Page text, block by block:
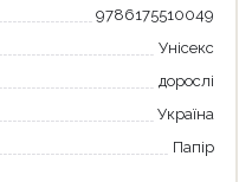
9786175510049
Унісекс
дорослі
Україна
Папір